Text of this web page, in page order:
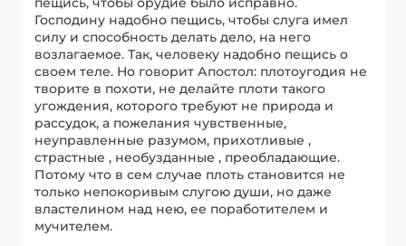
Господину надобно пещись, чтобы слуга имел
силу и способность делать дело, на него
возлагаемое. Так, человеку надобно пещись о
своем теле. Но говорит Апостол: плотоугодия не
творите в похоти, не делайте плоти такого
угождения, которого требуют не природа и
рассудок, а пожелания чувственные,
неуправленные разумом, прихотливые ,
страстные , необузданные , преобладающие.
Потому что в сем случае плоть становится не
только непокоривым слугою души, но даже
властелином над нею, ее поработителем и
мучителем.